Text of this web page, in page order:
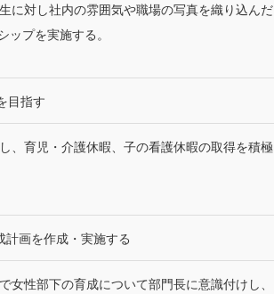
に対し社内の雰囲気や職場の写真を織り込んだ
ップを実施する。
目指す
、育児・介護休暇、子の看護休暇の取得を積極
画を作成・実施する
女性部下の育成について部門長に意識付けし、